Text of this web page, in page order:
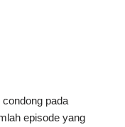
pada
episode yang